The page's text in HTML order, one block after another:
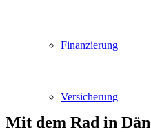
Finanzierung
Versicherung
Mit dem Rad in